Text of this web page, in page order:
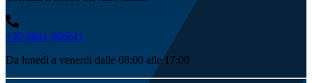
+39 0881 966611
Da lunedì a venerdì dalle 08:00 alle 17:00